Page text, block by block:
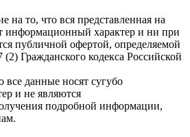
то, что вся представленная на
информационный характер и ни при
публичной офертой, определяемой
Гражданского кодекса Российской
все данные носят сугубо
и не являются
подробной информации,